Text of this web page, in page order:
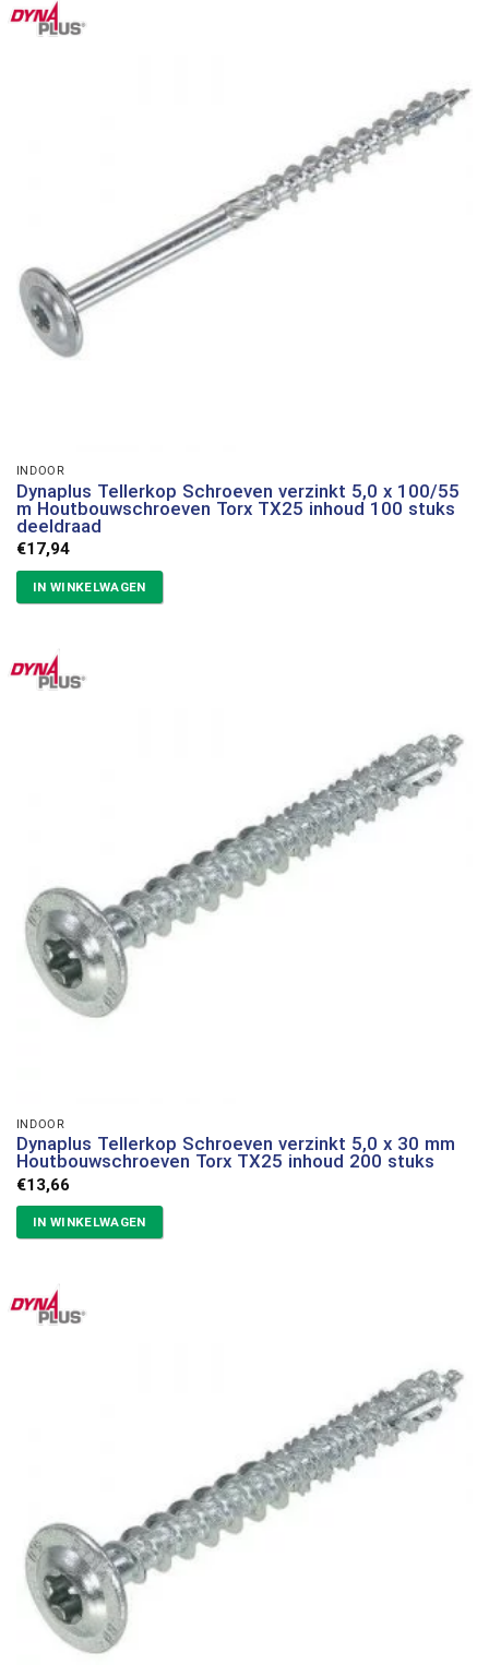
INDOOR
Dynaplus Tellerkop Schroeven verzinkt 5,0 x 100/55
m Houtbouwschroeven Torx TX25 inhoud 100 stuks
deeldraad
€17,94
IN WINKELWAGEN
INDOOR
Dynaplus Tellerkop Schroeven verzinkt 5,0 x 30 mm
Houtbouwschroeven Torx TX25 inhoud 200 stuks
€13,66
IN WINKELWAGEN